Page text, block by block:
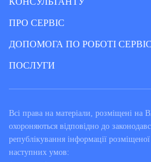
ПРО СЕРВІС
ДОПОМОГА ПО РОБОТІ
ПОСЛУГИ
Всі права на матеріали, розміщені на
охороняються відповідно до
републікування інформації
наступних умов: